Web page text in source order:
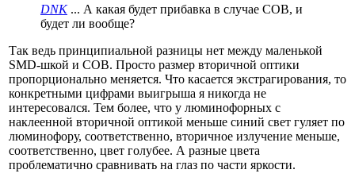
DNK ... А какая будет прибавка в случае COB, и
будет ли вообще?
Так ведь принципиальной разницы нет между маленькой
SMD-шкой и COB. Просто размер вторичной оптики
пропорционально меняется. Что касается экстрагирования, то
конкретными цифрами выигрыша я никогда не
интересовался. Тем более, что у люминофорных с
наклеенной вторичной оптикой меньше синий свет гуляет по
люминофору, соответственно, вторичное излучение меньше,
соответственно, цвет голубее. А разные цвета
проблематично сравнивать на глаз по части яркости.